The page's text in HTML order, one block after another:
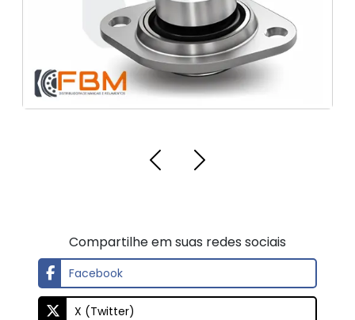
Compartilhe em suas redes sociais
Facebook
X (Twitter)